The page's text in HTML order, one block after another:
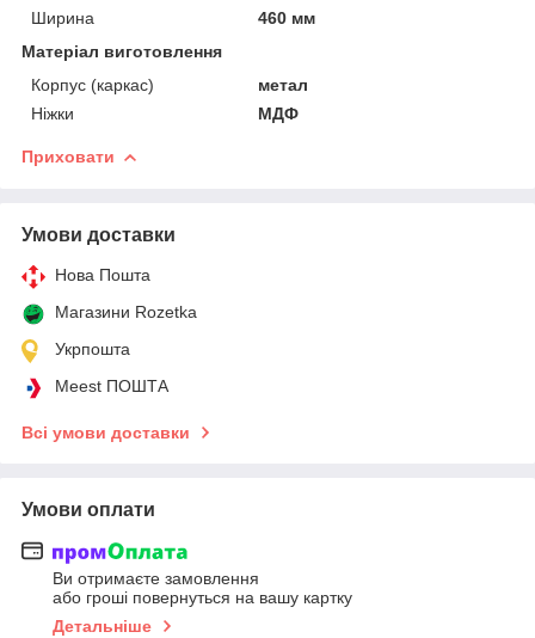
Ширина
460 мм
Матеріал виготовлення
Корпус (каркас)
метал
Ніжки
МДФ
Приховати
Умови доставки
Нова Пошта
Магазини Rozetka
Укрпошта
Meest ПОШТА
Всі умови доставки
Умови оплати
Ви отримаєте замовлення
або гроші повернуться на вашу картку
Детальніше